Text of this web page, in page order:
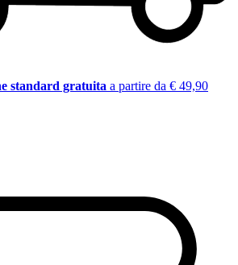
standard gratuita a partire da € 49,90